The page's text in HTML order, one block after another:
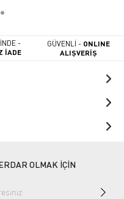
-
İADE
GÜVENLİ - ONLINE
ALIŞVERİŞ
OLMAK İÇİN